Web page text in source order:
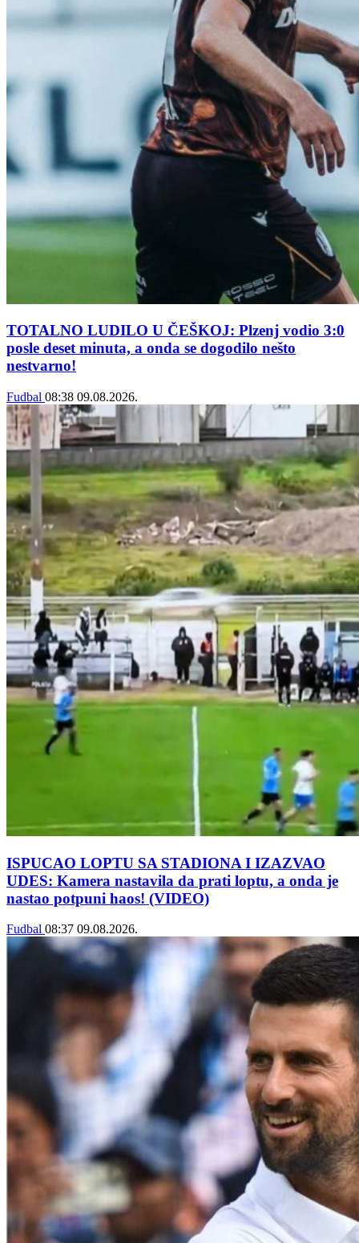
TOTALNO LUDILO U ČEŠKOJ: Plzenj vodio 3:0
posle deset minuta, a onda se dogodilo nešto
nestvarno!
Fudbal 08:38 09.08.2026.
ISPUCAO LOPTU SA STADIONA I IZAZVAO
UDES: Kamera nastavila da prati loptu, a onda je
nastao potpuni haos! (VIDEO)
Fudbal 08:37 09.08.2026.